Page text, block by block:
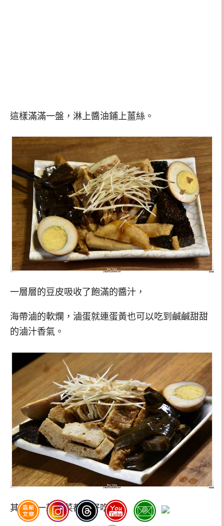
這樣滿滿一盤，淋上醬油鋪上薑絲。
一層層的豆皮吸收了飽滿的醬汁，
海帶滷的軟爛，滷蛋就連蛋黃也可以吃到鹹鹹甜甜
的滷汁香氣。
其實每一款小菜都很好吃，